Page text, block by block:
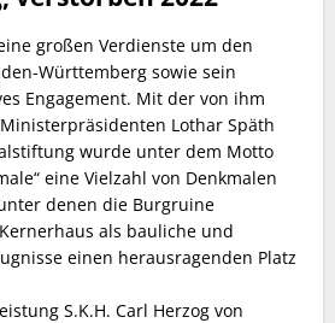
großen Verdienste um den
Württemberg sowie sein
Engagement. Mit der von ihm
Lothar Späth
wurde unter dem Motto
eine Vielzahl von Denkmalen
denen die Burgruine
als bauliche und
einen herausragenden Platz
S.K.H. Carl Herzog von